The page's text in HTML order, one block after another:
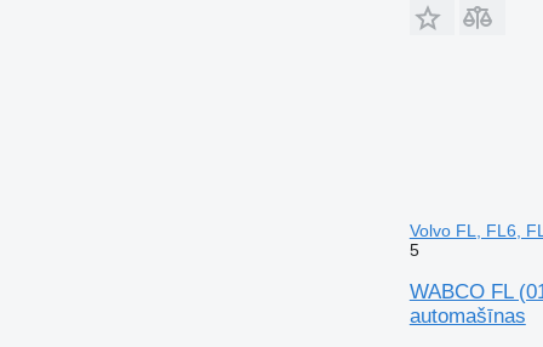
Volvo FL, FL6,
5
WABCO FL
automašīnas